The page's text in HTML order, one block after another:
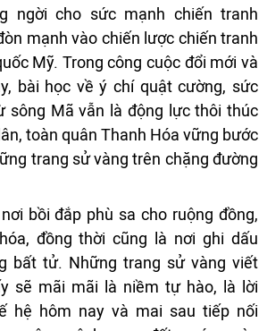
ngời cho sức mạnh chiến tranh
mạnh vào chiến lược chiến tranh
Mỹ. Trong công cuộc đổi mới và
bài học về ý chí quật cường, sức
sông Mã vẫn là động lực thôi thúc
toàn quân Thanh Hóa vững bước
trang sử vàng trên chặng đường
bồi đắp phù sa cho ruộng đồng,
đồng thời cũng là nơi ghi dấu
bất tử. Những trang sử vàng viết
sẽ mãi mãi là niềm tự hào, là lời
hệ hôm nay và mai sau tiếp nối